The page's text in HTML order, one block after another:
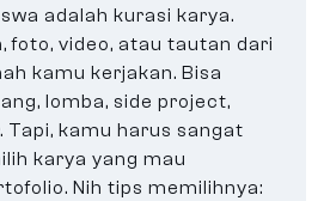
adalah kurasi karya.
foto, video, atau tautan dari
kamu kerjakan. Bisa
lomba, side project,
Tapi, kamu harus sangat
karya yang mau
Nih tips memilihnya: